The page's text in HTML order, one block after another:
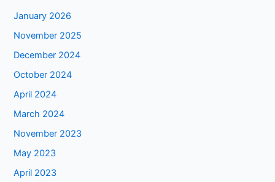
January 2026
November 2025
December 2024
October 2024
April 2024
March 2024
November 2023
May 2023
April 2023